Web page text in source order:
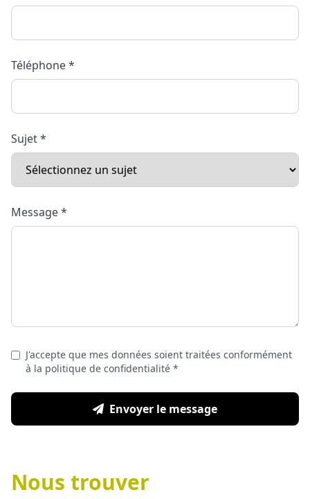
Téléphone *
Sujet *
Message *
J'accepte que mes données soient traitées conformément
à la politique de confidentialité *
Envoyer le message
Nous trouver